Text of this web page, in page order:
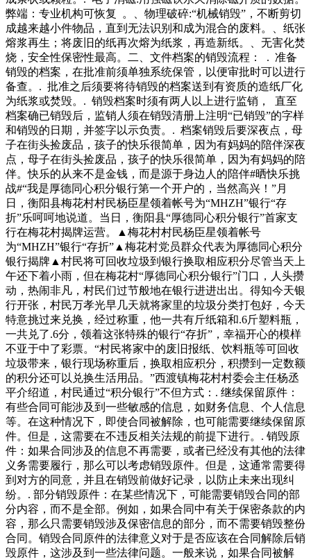
弊端：专业机构可恢复 。、物理破碎:“机械销毁”，不断剪切
成越来越小件物品，直到无法识别和成为混合的废料。、纸张
熔浆再生；将废旧的纸再次熔为纸浆，再造新纸。、无害化焚
烧，安全性保密性最高。二、文件档案的销毁流程： . 准备
销毁的档案，在批准前须单独系统保管，以便审批时可以进行
备查。. 批准之后须要将待销毁的档案送到有资质的造纸厂化
为纸浆或焚毁。. 销毁档案时须有两人以上进行监销， 直至
档案确已销毁后，监销人须在销毁清册上注明“已销毁”的字样
和销毁的日期，并签字以示负责。. 档案销毁后要深夜点，母
子在街头捡废品，孩子的快乐很简单，因为有妈妈的陪伴深夜
点，母子在街头捡废品，孩子的快乐很简单，因为有妈妈的陪
伴。快乐的从来不是金钱，而是源于身边人的陪伴#晒快乐挑
战#“我是厚德同心积分银行第一个开户的，当然高兴！”月
日，衡阳县梅花村村民杨臣星领着帐号为“MHZH”银行“存
折”乐呵呵地说道。当日，衡阳县“厚德同心积分银行”首家支
行在梅花村揭牌运营。▲梅花村村民杨臣星领着帐号
为“MHZH”银行“存折”▲梅花村党员群众代表为厚德同心积分
银行揭牌▲村民将可回收垃圾到银行换取相应积分尽管当天上
午还下着小雨，但在梅花村“厚德同心积分银行”门口，人头攒
动，热闹非凡，村民们过节般地在银行进进出出。得知今天银
行开张，村民万孝光早几天就将家里的垃圾分类打包好，今天
特意挑过来兑换，经过称重，他一共有斤纸箱和.6斤塑料瓶，
一共兑了.6分，领着这张特殊的银行“存折”，幸福开心的模样
不亚于中了彩票。“村民将家中的废旧报纸、饮料瓶等可回收
垃圾带来，银行现场称重后，换取相应积分，积攒到一定数额
的积分还可以兑换生活用品。”西渡镇梅花村村委会主任杨丞
平介绍道，村民通过“积分银行”不但方式：. 继续保留原件：
有些合同可能涉及到一些敏感的信息，如财务信息、个人信息
等。在这种情况下，即使合同被解除，也可能需要继续保留原
件。但是，这需要在不违反相关法规的前提下进行。. 销毁原
件：如果合同涉及的信息不再需要，或者已经没有其他的法律
义务需要履行，那么可以考虑销毁原件。但是，这通常需要得
到对方的同意，并且在销毁前做好记录，以防止未来出现纠
纷。. 部分销毁原件：在某些情况下，可能需要销毁合同的部
分内容，而不是全部。例如，如果合同中有关于保密条款的内
容，那么只需要销毁涉及保密信息的部分，而不需要销毁整份
合同。销毁合同原件的法律意义对于是否应该在合同解除后销
毁原件，这涉及到一些法律问题。一般来说，如果合同被解